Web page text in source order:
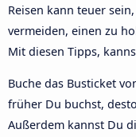
Reisen kann teuer
vermeiden, einen zu
Mit diesen Tipps,
Buche das Busticket
früher Du buchst,
Außerdem kannst Du